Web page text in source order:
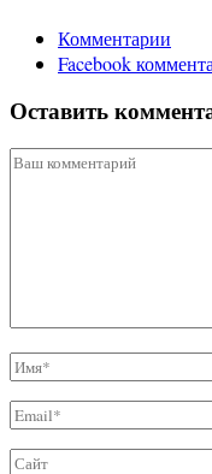
Комментарии
Facebook
Оставить